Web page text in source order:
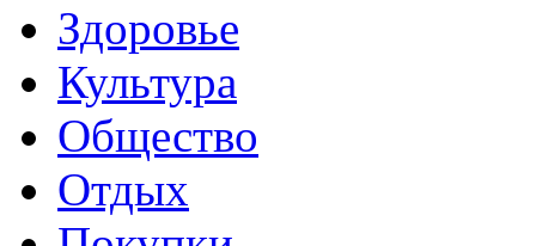
Здоровье
Культура
Общество
Отдых